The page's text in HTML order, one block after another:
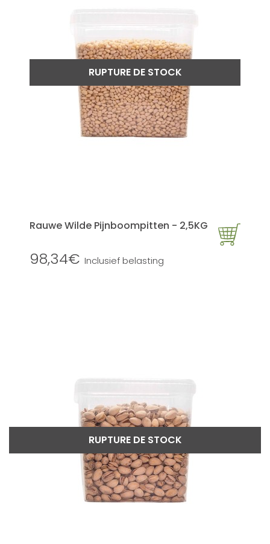
RUPTURE DE STOCK
Rauwe Wilde Pijnboompitten - 2,5KG
98,34€ Inclusief belasting
RUPTURE DE STOCK